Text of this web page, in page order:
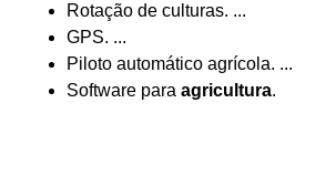
Rotação de culturas. ...
GPS. ...
Piloto automático agrícola. ...
Software para agricultura.